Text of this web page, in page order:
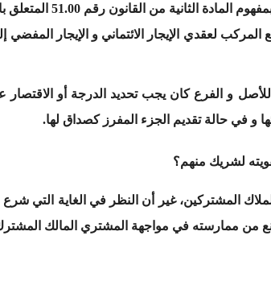
المكتري المتملك سواء
لعقدي الإيجار الائتماني و الإيجار المفضي
و الفرع كان يجب تحديد الدرجة أو الاقتصار
و في حالة تقديم الجزء المفرز كصداق لها.
لشريك منهم؟
المشتركين، غير أن النظر في الغاية التي
من ممارسته في مواجهة المشتري المالك